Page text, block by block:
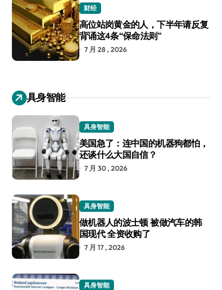
财经
高位站岗黄金的人，下半年请反复
背诵这4条“保命法则”
7 月 28 , 2026
具身智能
具身智能
美国急了：连中国的机器狗都怕，
还谈什么大国自信？
7 月 30 , 2026
具身智能
做机器人的波士顿 被做汽车的韩
国现代 全资收购了
7 月 17 , 2026
具身智能